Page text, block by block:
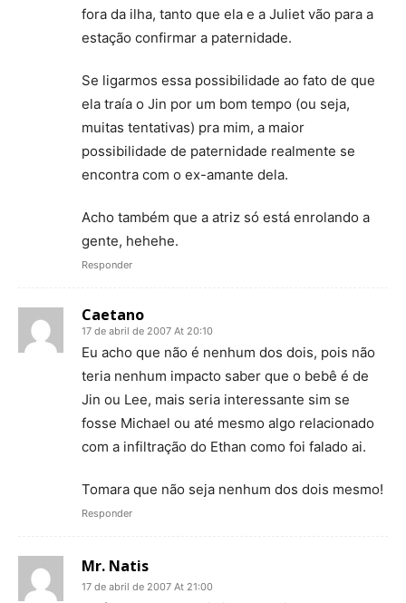
fora da ilha, tanto que ela e a Juliet vão para a
estação confirmar a paternidade.
Se ligarmos essa possibilidade ao fato de que
ela traía o Jin por um bom tempo (ou seja,
muitas tentativas) pra mim, a maior
possibilidade de paternidade realmente se
encontra com o ex-amante dela.
Acho também que a atriz só está enrolando a
gente, hehehe.
Responder
Caetano
17 de abril de 2007 At 20:10
Eu acho que não é nenhum dos dois, pois não
teria nenhum impacto saber que o bebê é de
Jin ou Lee, mais seria interessante sim se
fosse Michael ou até mesmo algo relacionado
com a infiltração do Ethan como foi falado ai.
Tomara que não seja nenhum dos dois mesmo!
Responder
Mr. Natis
17 de abril de 2007 At 21:00